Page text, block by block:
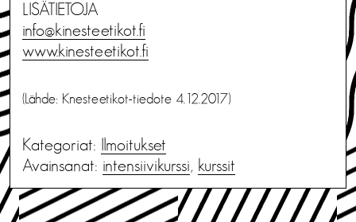
LISÄTIETOJA
info@kinesteetikot.fi
www.kinesteetikot.fi
(Lähde: Knesteetikot-tiedote 4.12.2017)
Kategoriat:
Ilmoitukset
Avainsanat: intensiivikurssi, kurssit